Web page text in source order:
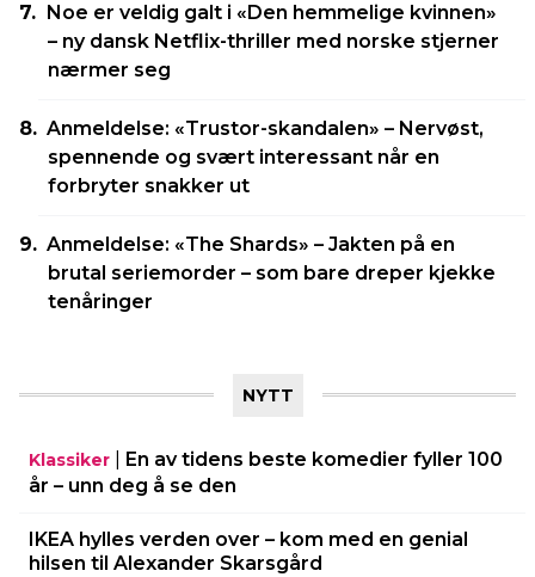
Noe er veldig galt i «Den hemmelige kvinnen»
– ny dansk Netflix-thriller med norske stjerner
nærmer seg
Anmeldelse: «Trustor-skandalen» – Nervøst,
spennende og svært interessant når en
forbryter snakker ut
Anmeldelse: «The Shards» – Jakten på en
brutal seriemorder – som bare dreper kjekke
tenåringer
NYTT
Klassiker
En av tidens beste komedier fyller 100
år – unn deg å se den
IKEA hylles verden over – kom med en genial
hilsen til Alexander Skarsgård